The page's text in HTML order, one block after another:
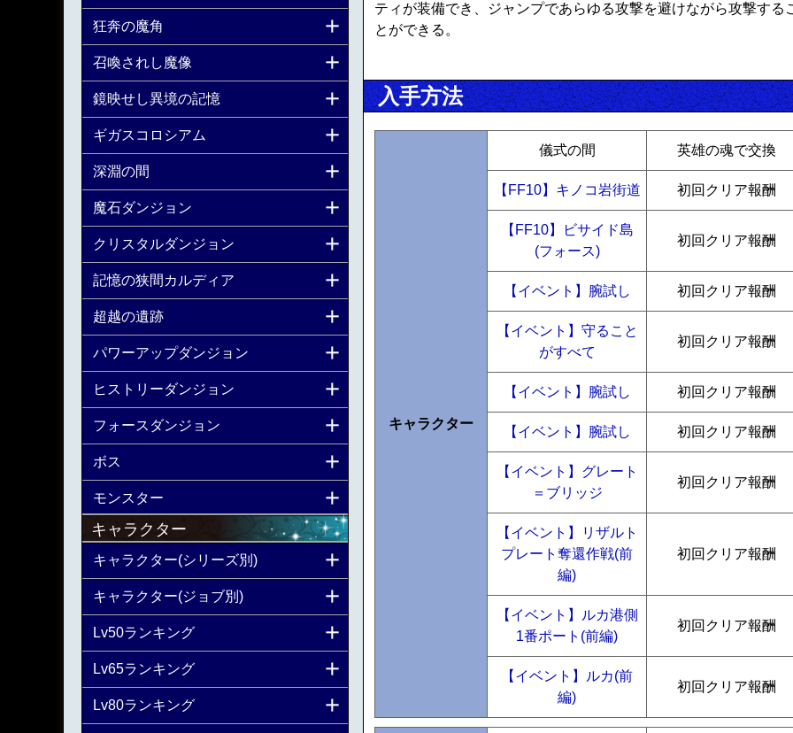
ティが装備でき、ジャンプであらゆる攻撃を避けながら攻撃する
とができる。
入手方法
キャラクター
儀式の間 英雄の魂で交換
【FF10】キノコ岩街道 初回クリア報酬
【FF10】ビサイド島
(フォース)
初回クリア報酬
【イベント】腕試し 初回クリア報酬
【イベント】守ること
がすべて
初回クリア報酬
【イベント】腕試し 初回クリア報酬
【イベント】腕試し 初回クリア報酬
【イベント】グレート
＝ブリッジ
初回クリア報酬
【イベント】リザルト
プレート奪還作戦(前
編)
初回クリア報酬
【イベント】ルカ港側
1番ポート(前編)
初回クリア報酬
【イベント】ルカ(前
編)
初回クリア報酬
狂奔の魔角
召喚されし魔像
鏡映せし異境の記憶
ギガスコロシアム
深淵の間
魔石ダンジョン
クリスタルダンジョン
記憶の狭間カルディア
超越の遺跡
パワーアップダンジョン
ヒストリーダンジョン
フォースダンジョン
ボス
モンスター
キャラクター
キャラクター(シリーズ別)
キャラクター(ジョブ別)
Lv50ランキング
Lv65ランキング
Lv80ランキング